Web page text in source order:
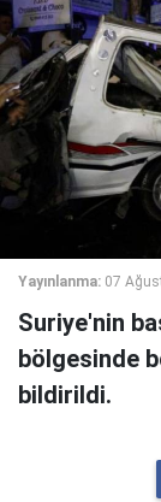
Yayınlanma: 07
Suriye'nin
bölgesinde
bildirildi.